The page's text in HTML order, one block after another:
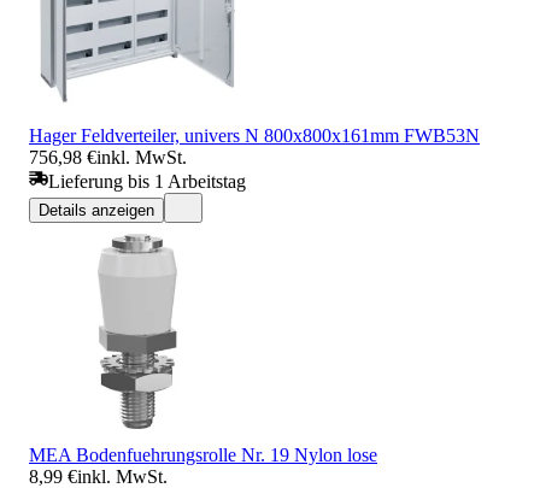
Hager Feldverteiler, univers N 800x800x161mm FWB53N
756,98 €inkl. MwSt.
Lieferung bis 1 Arbeitstag
Details anzeigen
MEA Bodenfuehrungsrolle Nr. 19 Nylon lose
8,99 €inkl. MwSt.